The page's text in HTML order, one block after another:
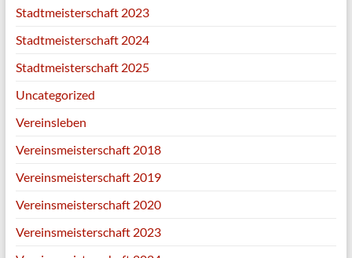
Stadtmeisterschaft 2023
Stadtmeisterschaft 2024
Stadtmeisterschaft 2025
Uncategorized
Vereinsleben
Vereinsmeisterschaft 2018
Vereinsmeisterschaft 2019
Vereinsmeisterschaft 2020
Vereinsmeisterschaft 2023